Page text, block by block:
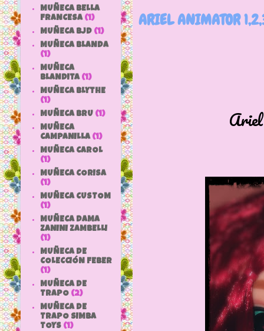
ARIEL ANIMATOR
Ariel
MUÑECA BELLA
FRANCESA (1)
MUÑECA BJD (1)
MUÑECA BLANDA
(1)
MUÑECA
BLANDITA (1)
MUÑECA BLYTHE
(1)
MUÑECA BRU (1)
MUÑECA
CAMPANILLA (1)
MUÑECA CAROL
(1)
MUÑECA CORISA
(1)
MUÑECA CUSTOM
(1)
MUÑECA DAMA
ZANINI ZAMBELLI
(1)
MUÑECA DE
COLECCIÓN FEBER
(1)
MUÑECA DE
TRAPO (2)
MUÑECA DE
TRAPO SIMBA
TOYS (1)